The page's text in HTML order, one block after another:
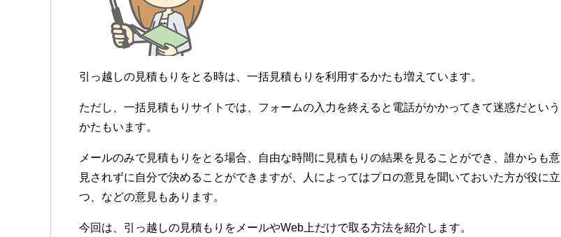
引っ越しの見積もりをとる時は、一括見積もりを利用するかたも増えています。
ただし、一括見積もりサイトでは、フォームの入力を終えると電話がかかってきて迷惑だという
かたもいます。
メールのみで見積もりをとる場合、自由な時間に見積もりの結果を見ることができ、誰からも意
見されずに自分で決めることができますが、人によってはプロの意見を聞いておいた方が役に立
つ、などの意見もあります。
今回は、引っ越しの見積もりをメールやWeb上だけで取る方法を紹介します。